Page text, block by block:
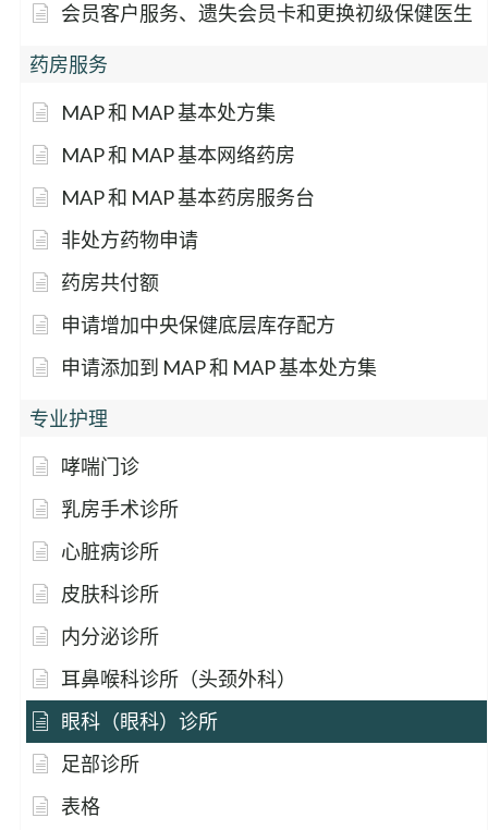
会员客户服务、遗失会员卡和更换初级保健医生
药房服务
MAP 和 MAP 基本处方集
MAP 和 MAP 基本网络药房
MAP 和 MAP 基本药房服务台
非处方药物申请
药房共付额
申请增加中央保健底层库存配方
申请添加到 MAP 和 MAP 基本处方集
专业护理
哮喘门诊
乳房手术诊所
心脏病诊所
皮肤科诊所
内分泌诊所
耳鼻喉科诊所（头颈外科）
眼科（眼科）诊所
足部诊所
表格